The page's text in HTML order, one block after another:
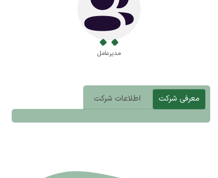
مدیرعامل
معرفی شرکت اطلاعات شرکت